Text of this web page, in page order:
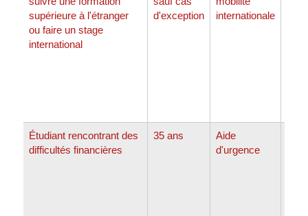
supérieure à l'étranger
ou faire un stage
international
d'exception
internationale
Étudiant rencontrant des
difficultés financières
35 ans
Aide
d'urgence